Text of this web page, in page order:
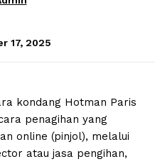
17, 2025
kondang Hotman Paris
penagihan yang
online (pinjol), melalui
atau jasa pengihan,